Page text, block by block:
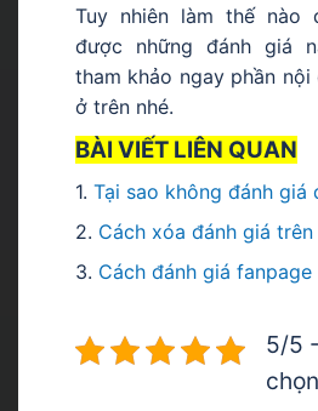
Tuy nhiên làm thế nào
được những đánh giá
tham khảo ngay phần
ở trên nhé.
BÀI VIẾT LIÊN QUAN
1. Tại sao không đánh giá
2. Cách xóa đánh giá
3. Cách đánh giá fanpage
5/5